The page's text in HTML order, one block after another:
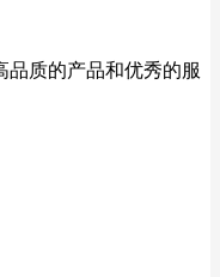
品质的产品和优秀的服